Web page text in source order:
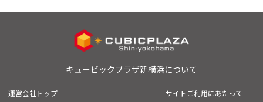
キュービックプラザ新横浜について
運営会社トップ サイトご利用にあたって